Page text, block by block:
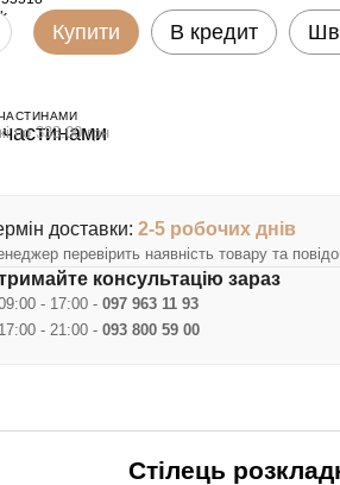
Купити В кредит
по 333.00 грн
доставки: 2-5 робочих днів
перевірить наявність товару та
консультацію зараз
- 17:00 - 097 963 11 93
- 21:00 - 093 800 59 00
Стілець